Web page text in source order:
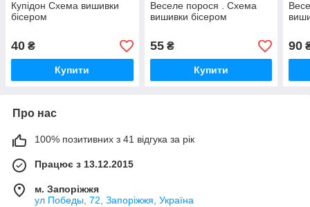
Купідон Схема вишивки
бісером
40 ₴
Купити
Веселе порося . Схема
вишивки бісером
55₴
Купити
90
Про нас
100% позитивних з 41 відгука за рік
Працює з 13.12.2015
м. Запоріжжя
ул Победы, 72, Запоріжжя, Україна